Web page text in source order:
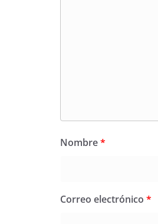
Nombre*
Correo electrónico *